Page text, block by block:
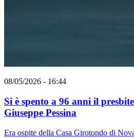
08/05/2026 - 16:44
Si è spento a 96 anni il
Giuseppe Pessina
Era ospite della Casa Girotondo di